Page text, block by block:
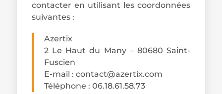
contacter en utilisant les coordonnées
suivantes :
Azertix
2 Le Haut du Many – 80680 Saint-
Fuscien
E-mail : contact@azertix.com
Téléphone : 06.18.61.58.73